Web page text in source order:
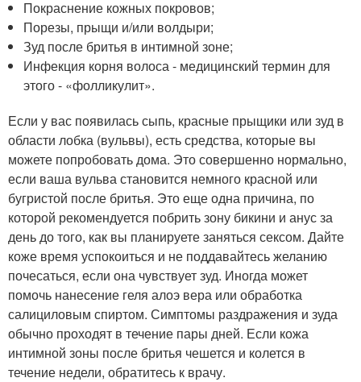
Покраснение кожных покровов;
Порезы, прыщи и/или волдыри;
Зуд после бритья в интимной зоне;
Инфекция корня волоса - медицинский термин для
этого - «фолликулит».
Если у вас появилась сыпь, красные прыщики или зуд в
области лобка (вульвы), есть средства, которые вы
можете попробовать дома. Это совершенно нормально,
если ваша вульва становится немного красной или
бугристой после бритья. Это еще одна причина, по
которой рекомендуется побрить зону бикини и анус за
день до того, как вы планируете заняться сексом. Дайте
коже время успокоиться и не поддавайтесь желанию
почесаться, если она чувствует зуд. Иногда может
помочь нанесение геля алоэ вера или обработка
салициловым спиртом. Симптомы раздражения и зуда
обычно проходят в течение пары дней. Если кожа
интимной зоны после бритья чешется и колется в
течение недели, обратитесь к врачу.